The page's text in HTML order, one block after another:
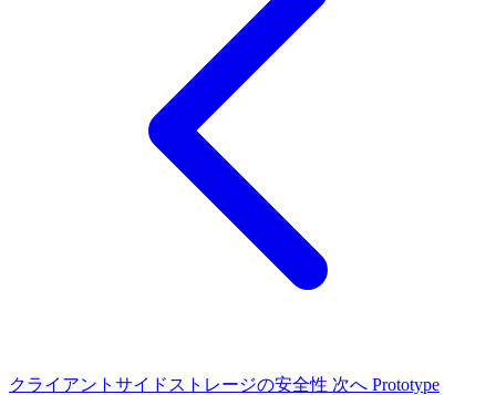
クライアントサイドストレージの安全性 次へ Prototype